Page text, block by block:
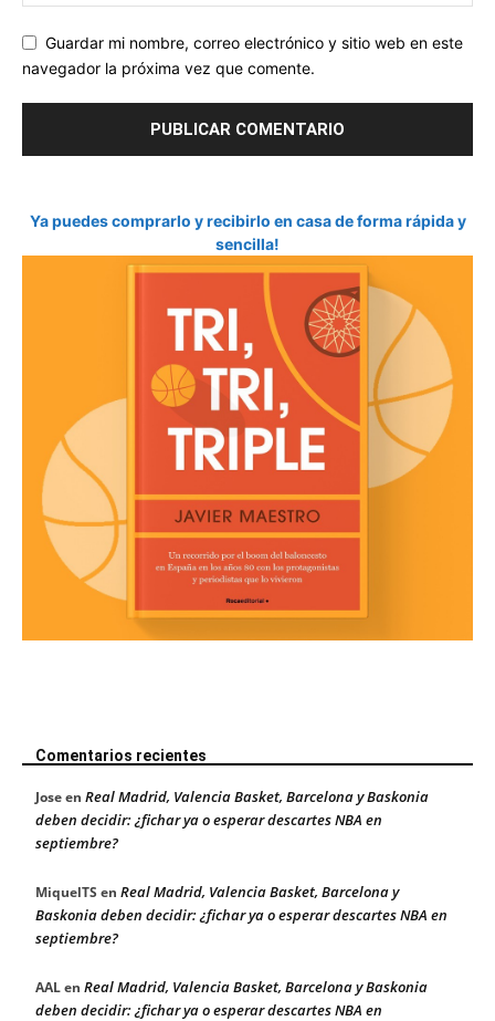
Guardar mi nombre, correo electrónico y sitio web en este
navegador la próxima vez que comente.
Ya puedes comprarlo y recibirlo en casa de forma rápida y
sencilla!
Comentarios recientes
Joseen Real Madrid, Valencia Basket, Barcelona y Baskonia
deben decidir: ¿fichar ya o esperar descartes NBA en
septiembre?
MiquelTS en Real Madrid, Valencia Basket, Barcelona y
Baskonia deben decidir: ¿fichar ya o esperar descartes NBA en
septiembre?
AALen Real Madrid, Valencia Basket, Barcelona y Baskonia
deben decidir: ¿fichar ya o esperar descartes NBA en